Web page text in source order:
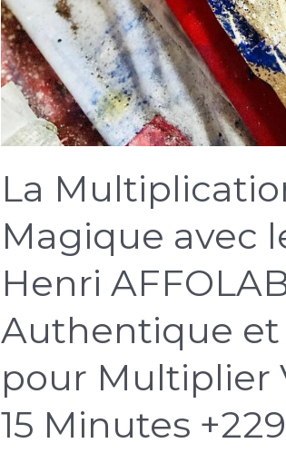
La
Magique avec
Henri
Authentique et
pour Multiplier
15 Minutes